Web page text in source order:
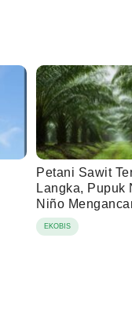
Petani Sawit
Langka, Pupuk
Niño
EKOBIS